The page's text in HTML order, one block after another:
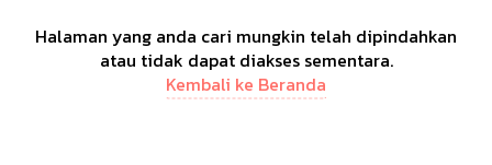
Halaman yang anda cari mungkin telah dipindahkan
atau tidak dapat diakses sementara.
Kembali ke Beranda